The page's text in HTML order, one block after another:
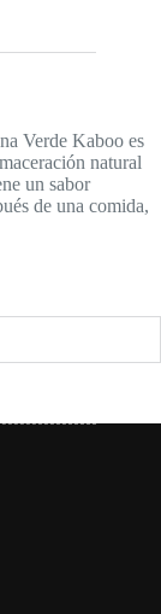
Verde Kaboo es
natural
un sabor
de una comida,